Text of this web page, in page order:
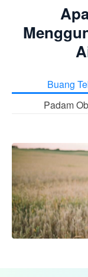
Buang
Padam